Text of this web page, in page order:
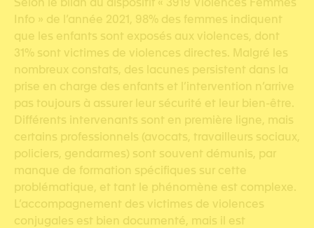
Info » de l’année 2021, 98% des femmes indiquent
que les enfants sont exposés aux violences, dont
31% sont victimes de violences directes. Malgré les
nombreux constats, des lacunes persistent dans la
prise en charge des enfants et l’intervention n’arrive
pas toujours à assurer leur sécurité et leur bien-être.
Différents intervenants sont en première ligne, mais
certains professionnels (avocats, travailleurs sociaux,
policiers, gendarmes) sont souvent démunis, par
manque de formation spécifiques sur cette
problématique, et tant le phénomène est complexe.
L’accompagnement des victimes de violences
conjugales est bien documenté, mais il est